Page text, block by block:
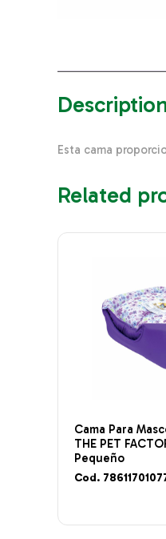
Esta cama
Related
Cama Para
THE PET
Pequeño
Cod.